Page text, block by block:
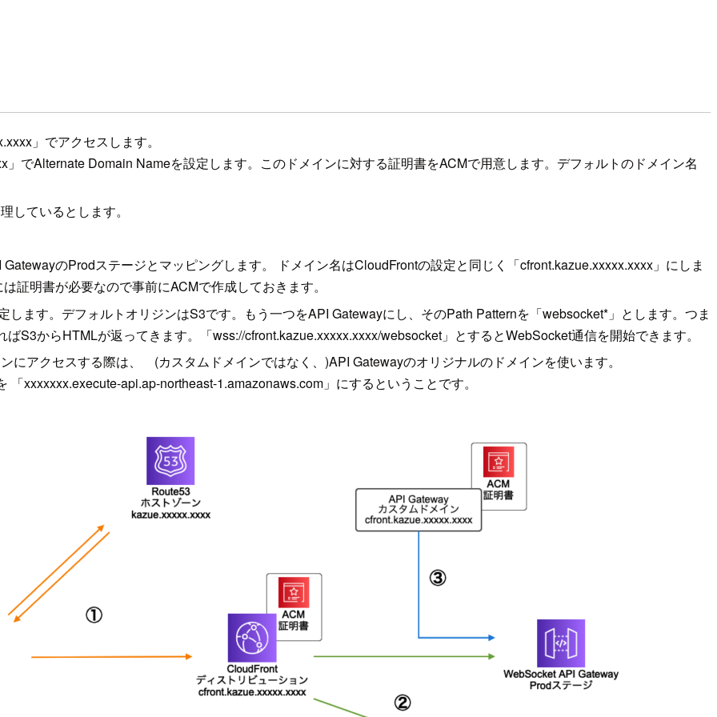
」でアクセスします。
でAlternate Domain Nameを設定します。このドメインに対する証明書をACMで用意します。デフォルトのドメイン名
しているとします。
のProdステージとマッピングします。 ドメイン名はCloudFrontの設定と同じく「cfront.kazue.xxxxx.xxxx」にしま
証明書が必要なので事前にACMで作成しておきます。
ます。デフォルトオリジンはS3です。もう一つをAPI Gatewayにし、そのPath Patternを「websocket*」とします。つま
S3からHTMLが返ってきます。「wss://cfront.kazue.xxxxx.xxxx/websocket」とするとWebSocket通信を開始できます。
にアクセスする際は、 (カスタムドメインではなく、)API Gatewayのオリジナルのドメインを使います。
xxxxxxx.execute-api.ap-northeast-1.amazonaws.com」にするということです。